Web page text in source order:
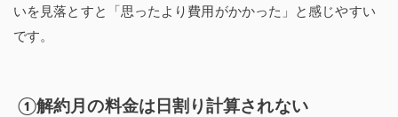
いを見落とすと「思ったより費用がかかった」と感じやすい
です。
①解約月の料金は日割り計算されない